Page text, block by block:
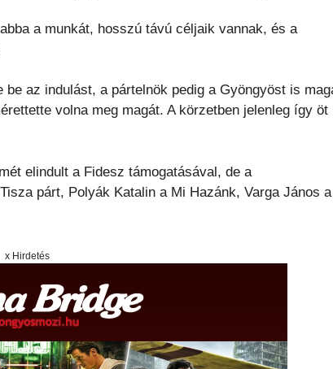
a munkát, hosszú távú céljaik vannak, és a
az indulást, a pártelnök pedig a Gyöngyöst is
volna meg magát. A körzetben jelenleg így öt
elindult a Fidesz támogatásával, de a
párt, Polyák Katalin a Mi Hazánk, Varga János a
x Hirdetés